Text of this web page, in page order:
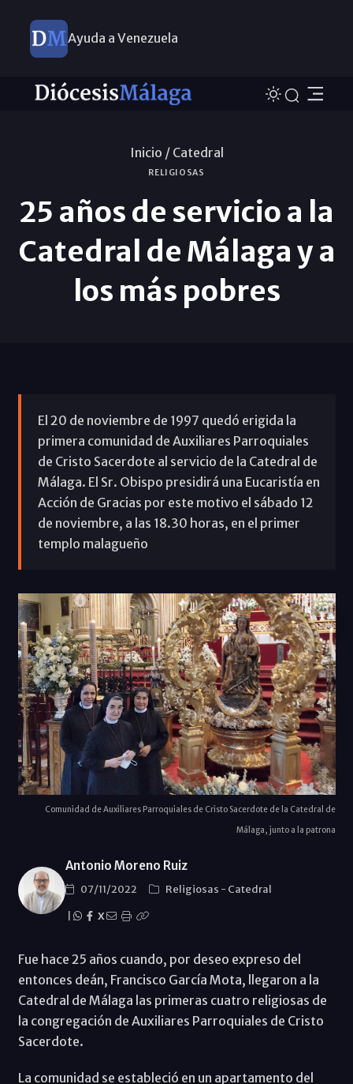
Ayuda a Venezuela
Inicio / Catedral
RELIGIOSAS
25 años de servicio a la
Catedral de Málaga y a
los más pobres
El 20 de noviembre de 1997 quedó erigida la
primera comunidad de Auxiliares Parroquiales
de Cristo Sacerdote al servicio de la Catedral de
Málaga. El Sr. Obispo presidirá una Eucaristía en
Acción de Gracias por este motivo el sábado 12
de noviembre, a las 18.30 horas, en el primer
templo malagueño
Comunidad de Auxiliares Parroquiales de Cristo Sacerdote de la Catedral de
Málaga, junto a la patrona
Antonio Moreno Ruiz
07/11/2022 Religiosas - Catedral
X
Fue hace 25 años cuando, por deseo expreso del
entonces deán, Francisco García Mota, llegaron a la
Catedral de Málaga las primeras cuatro religiosas de
la congregación de Auxiliares Parroquiales de Cristo
Sacerdote.
La comunidad se estableció en un apartamento del